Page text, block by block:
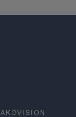
AKOVISION